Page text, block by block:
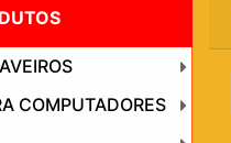
COMPUTADORES